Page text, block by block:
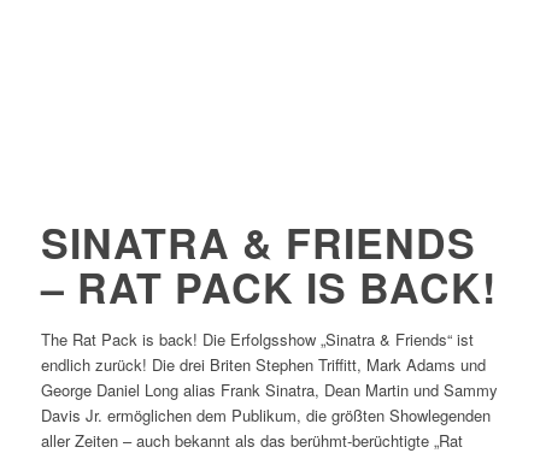
SINATRA & FRIENDS
– RAT PACK IS BACK!
The Rat Pack is back! Die Erfolgsshow „Sinatra & Friends“ ist
endlich zurück! Die drei Briten Stephen Triffitt, Mark Adams und
George Daniel Long alias Frank Sinatra, Dean Martin und Sammy
Davis Jr. ermöglichen dem Publikum, die größten Showlegenden
aller Zeiten – auch bekannt als das berühmt-berüchtigte „Rat